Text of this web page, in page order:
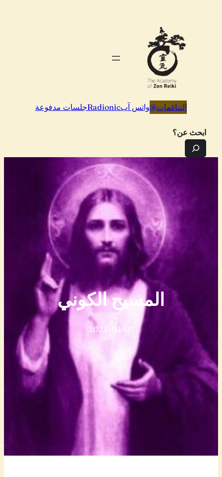
التناغمات@واتس آبRadionicجلسات مدفوعة
ابحث عن؟
المسيح الكوني
2024-04-03